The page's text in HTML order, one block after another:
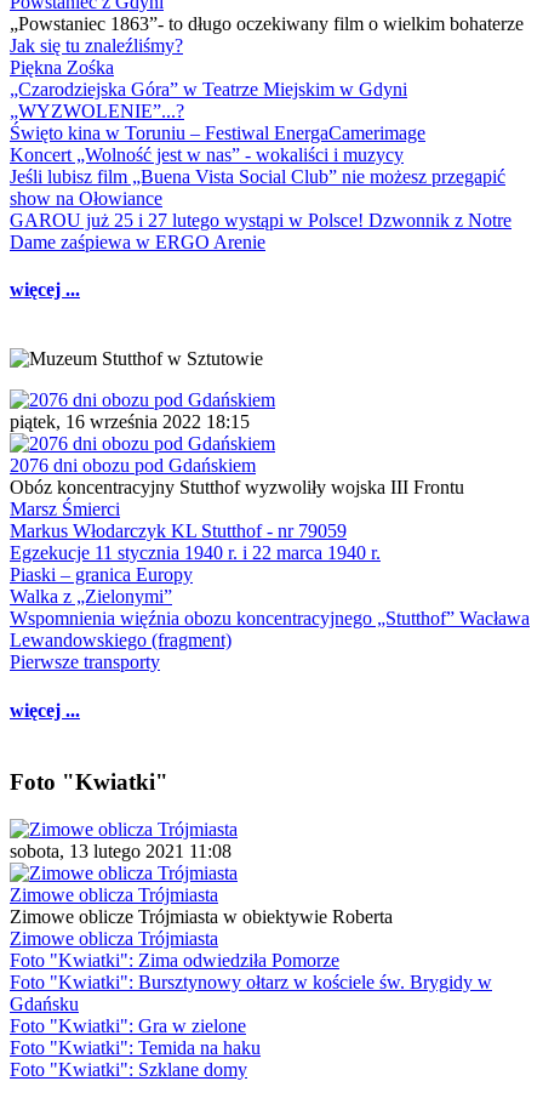
„Powstaniec 1863”- to długo oczekiwany film o wielkim bohaterze
Jak się tu znaleźliśmy?
Piękna Zośka
„Czarodziejska Góra” w Teatrze Miejskim w Gdyni
„WYZWOLENIE”...?
Święto kina w Toruniu – Festiwal EnergaCamerimage
Koncert „Wolność jest w nas” - wokaliści i muzycy
Jeśli lubisz film „Buena Vista Social Club” nie możesz przegapić
show na Ołowiance
GAROU już 25 i 27 lutego wystąpi w Polsce! Dzwonnik z Notre
Dame zaśpiewa w ERGO Arenie
więcej ...
piątek, 16 września 2022 18:15
2076 dni obozu pod Gdańskiem
Obóz koncentracyjny Stutthof wyzwoliły wojska III Frontu
Marsz Śmierci
Markus Włodarczyk KL Stutthof - nr 79059
Egzekucje 11 stycznia 1940 r. i 22 marca 1940 r.
Piaski – granica Europy
Walka z „Zielonymi”
Wspomnienia więźnia obozu koncentracyjnego „Stutthof” Wacława
Lewandowskiego (fragment)
Pierwsze transporty
więcej ...
Foto "Kwiatki"
sobota, 13 lutego 2021 11:08
Zimowe oblicza Trójmiasta
Zimowe oblicze Trójmiasta w obiektywie Roberta
Zimowe oblicza Trójmiasta
Foto "Kwiatki": Zima odwiedziła Pomorze
Foto "Kwiatki": Bursztynowy ołtarz w kościele św. Brygidy w
Gdańsku
Foto "Kwiatki": Gra w zielone
Foto "Kwiatki": Temida na haku
Foto "Kwiatki": Szklane domy